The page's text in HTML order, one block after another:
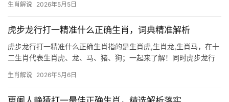
霆出击，古语“巫峡秋涛天地回”暗喻虎啸生风的气势，而“犬兔俱毙”
生肖解说 2026年5月5日
虎步龙行打一精准什么正确生肖，词典精准解析
虎步龙行打一精准什么正确生肖指的是生肖虎,生肖龙,生肖马，在十
二生肖代表生肖虎、龙、马、猪、狗；一起来了解！同时虎步龙行
礴、行动果决，而这一特质与生肖虎的王者风范不谋而合，在十二
生肖解说 2026年5月6日